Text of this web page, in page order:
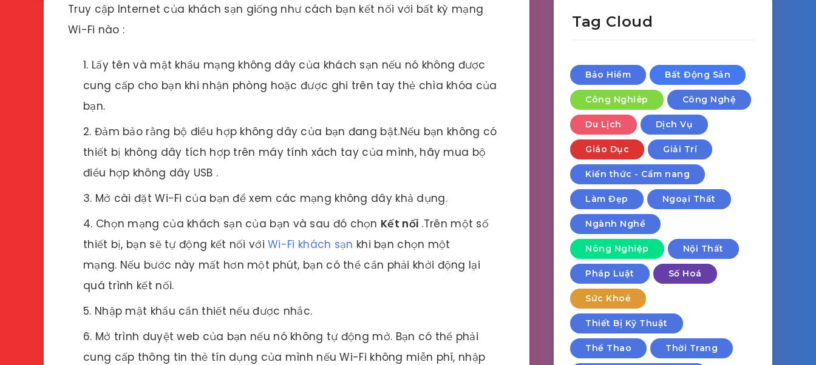
Truy cập Internet của khách sạn giống như cách bạn kết nối với bất kỳ mạng
Wi-Fi nào :
Lấy tên và mật khẩu mạng không dây của khách sạn nếu nó không được
cung cấp cho bạn khi nhận phòng hoặc được ghi trên tay thẻ chìa khóa của
bạn.
Đảm bảo rằng bộ điều hợp không dây của bạn đang bật.Nếu bạn không có
thiết bị không dây tích hợp trên máy tính xách tay của mình, hãy mua bộ
điều hợp không dây USB .
Mở cài đặt Wi-Fi của bạn để xem các mạng không dây khả dụng.
Chọn mạng của khách sạn của bạn và sau đó chọn Kết nối .Trên một số
thiết bị, bạn sẽ tự động kết nối vớiWi-Fi khách sạn khi bạn chọn một
mạng. Nếu bước này mất hơn một phút, bạn có thể cần phải khởi động lại
quá trình kết nối.
Nhập mật khẩu cần thiết nếu được nhắc.
Mở trình duyệt web của bạn nếu nó không tự động mở. Bạn có thể phải
cung cấp thông tin thẻ tín dụng của mình nếu Wi-Fi không miễn phí, nhập
Tag Cloud
Bảo Hiểm Bất Động Sản
Công Nghiêp Công Nghệ
Du Lịch Dịch Vụ
Giáo Dục Giải Trí
Kiến thức - Cẩm nang
Làm Đẹp Ngoại Thất
Ngành Nghề
Nông Nghiệp Nội Thất
Pháp Luật Số Hoá
Sức Khoẻ
Thiết Bị Kỹ Thuật
Thể Thao Thời Trang